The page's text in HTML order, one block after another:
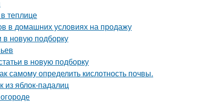
теплице
в домашних условиях на продажу
в новую подборку
в новую подборку
самому определить кислотность почвы.
из яблок-падалиц